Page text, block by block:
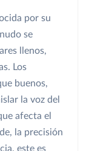
por su
se
llenos,
Los
buenos,
la voz del
afecta el
la precisión
este es